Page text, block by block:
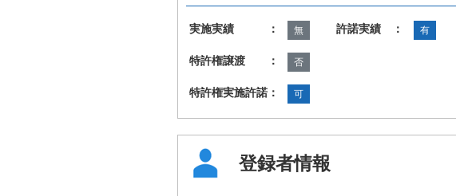
実施実績 ： 無 許諾実績 ： 有
特許権譲渡 ： 否
特許権実施許諾： 可
登録者情報